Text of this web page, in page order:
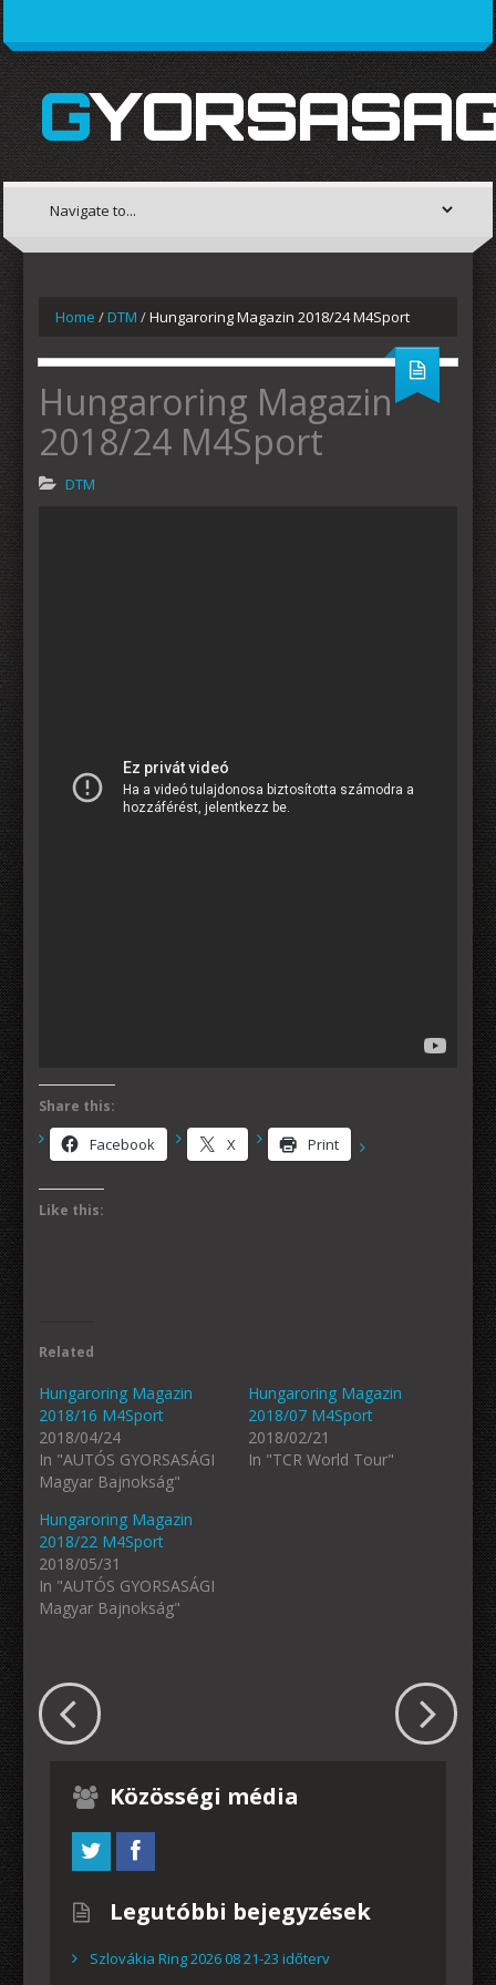
Home /DTM /Hungaroring Magazin 2018/24 M4Sport
Hungaroring Magazin
2018/24 M4Sport
DTM
Share this:
Facebook X Print
Like this:
Related
Hungaroring Magazin
2018/16 M4Sport
2018/04/24
In "AUTÓS GYORSASÁGI
Magyar Bajnokság"
Hungaroring Magazin
2018/07 M4Sport
2018/02/21
In "TCR World Tour"
Hungaroring Magazin
2018/22 M4Sport
2018/05/31
In "AUTÓS GYORSASÁGI
Magyar Bajnokság"
Közösségi média
Legutóbbi bejegyzések
Szlovákia Ring 2026 08 21-23 időterv